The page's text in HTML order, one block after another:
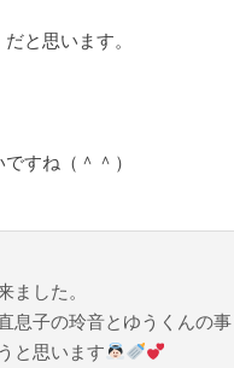
と思います。
すね（＾＾）
ました。
息子の玲音とゆうくんの
と思います